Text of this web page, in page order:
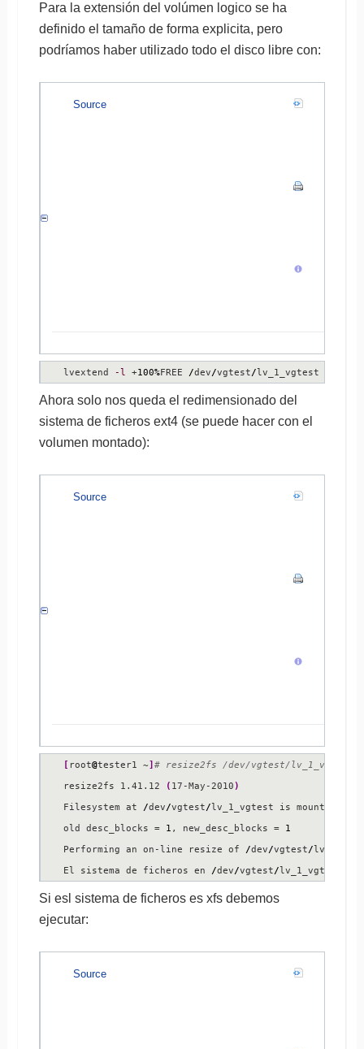
Para la extensión del volúmen logico se ha
definido el tamaño de forma explicita, pero
podríamos haber utilizado todo el disco libre con:
Source
lvextend -l +100%FREE /dev/vgtest/lv_1_vgtest
Ahora solo nos queda el redimensionado del
sistema de ficheros ext4 (se puede hacer con el
volumen montado):
Source
[ root@tester1 ~] # resize2fs /dev/vgtest/lv_1_vgtest
resize2fs 1.41.12 ( 17-May-2010)
Filesystem at /dev/vgtest/lv_1_vgtest is mounted on
old desc_blocks = 1 , new_desc_blocks = 1
Performing an on-line resize of /dev/vgtest/
El sistema de ficheros en /dev/vgtest/lv_1_vgtest
Si esl sistema de ficheros es xfs debemos
ejecutar:
Source